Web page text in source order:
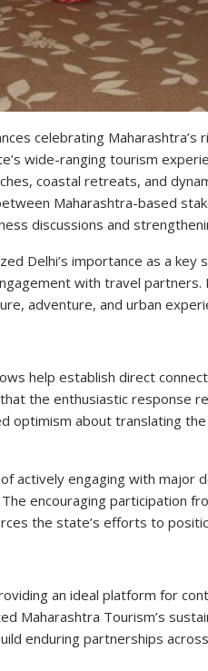
celebrating Maharashtra’s
wide-ranging tourism
coastal retreats, and
Maharashtra-based
discussions and
Delhi’s importance as a key
with travel partners.
adventure, and urban
help establish direct
the enthusiastic response
optimism about translating
actively engaging with major
encouraging participation
the state’s efforts to
an ideal platform for
Maharashtra Tourism’s
enduring partnerships